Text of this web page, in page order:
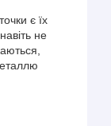
є їх
не